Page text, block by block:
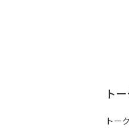
ト
トー